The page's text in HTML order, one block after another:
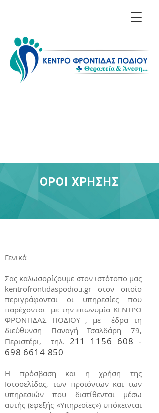
ΟΡΟΙ ΧΡΗΣΗΣ
Γενικά
Σας καλωσορίζουμε στον ιστότοπο μας
kentrofrontidaspodiou.gr στον οποίο
περιγράφονται οι υπηρεσίες που
παρέχονται με την επωνυμία ΚΕΝΤΡΟ
ΦΡΟΝΤΙΔΑΣ ΠΟΔΙΟΥ , με έδρα τη
διεύθυνση Παναγή Τσαλδάρη 79,
Περιστέρι, τηλ. 211 1156 608 -
698 6614 850
H πρόσβαση και η χρήση της
Ιστοσελίδας, των προϊόντων και των
υπηρεσιών που διατίθενται μέσω
αυτής (εφεξής «Υπηρεσίες») υπόκεινται